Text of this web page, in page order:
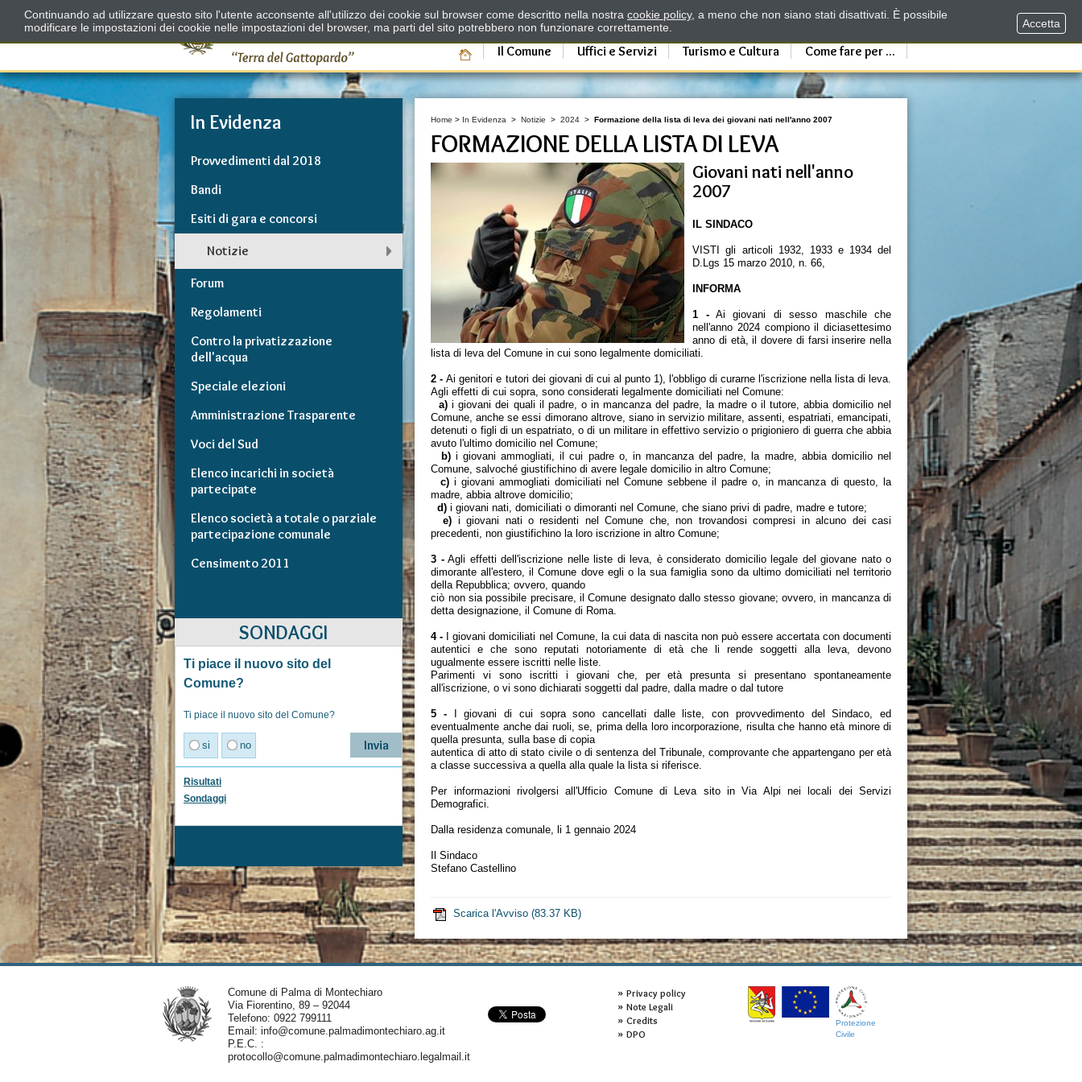
Il Comune Uffici e Servizi Turismo e Cultura Come fare per ...
In Evidenza
Provvedimenti dal 2018
Bandi
Esiti di gara e concorsi
Notizie
Forum
Regolamenti
Contro la privatizzazione
dell'acqua
Speciale elezioni
Amministrazione Trasparente
Voci del Sud
Elenco incarichi in società
partecipate
Elenco società a totale o parziale
partecipazione comunale
Censimento 2011
SONDAGGI
Ti piace il nuovo sito del
Comune?
Ti piace il nuovo sito del Comune?
si no
Risultati
Sondaggi
Home > In Evidenza >Notizie >2024 >Formazione della lista di leva dei giovani nati nell'anno 2007
FORMAZIONE DELLA LISTA DI LEVA
Giovani nati nell'anno
2007
IL SINDACO
VISTI gli articoli 1932, 1933 e 1934 del
D.Lgs 15 marzo 2010, n. 66,
INFORMA
1 -Ai giovani di sesso maschile che
nell'anno 2024 compiono il diciasettesimo
anno di età, il dovere di farsi inserire nella
lista di leva del Comune in cui sono legalmente domiciliati.
2 -Ai genitori e tutori dei giovani di cui al punto 1), l'obbligo di curarne l'iscrizione nella lista di leva.
Agli effetti di cui sopra, sono considerati legalmente domiciliati nel Comune:
a) i giovani dei quali il padre, o in mancanza del padre, la madre o il tutore, abbia domicilio nel
Comune, anche se essi dimorano altrove, siano in servizio militare, assenti, espatriati, emancipati,
detenuti o figli di un espatriato, o di un militare in effettivo servizio o prigioniero di guerra che abbia
avuto l'ultimo domicilio nel Comune;
b)i giovani ammogliati, il cui padre o, in mancanza del padre, la madre, abbia domicilio nel
Comune, salvoché giustifichino di avere legale domicilio in altro Comune;
c) i giovani ammogliati domiciliati nel Comune sebbene il padre o, in mancanza di questo, la
madre, abbia altrove domicilio;
d) i giovani nati, domiciliati o dimoranti nel Comune, che siano privi di padre, madre e tutore;
e) i giovani nati o residenti nel Comune che, non trovandosi compresi in alcuno dei casi
precedenti, non giustifichino la loro iscrizione in altro Comune;
3 -Agli effetti dell'iscrizione nelle liste di leva, è considerato domicilio legale del giovane nato o
dimorante all'estero, il Comune dove egli o la sua famiglia sono da ultimo domiciliati nel territorio
della Repubblica; ovvero, quando
ciò non sia possibile precisare, il Comune designato dallo stesso giovane; ovvero, in mancanza di
detta designazione, il Comune di Roma.
4 -
I giovani domiciliati nel Comune, la cui data di nascita non può essere accertata con documenti
autentici e che sono reputati notoriamente di età che li rende soggetti alla leva, devono
ugualmente essere iscritti nelle liste.
Parimenti vi sono iscritti i giovani che, per età presunta si presentano spontaneamente
all'iscrizione, o vi sono dichiarati soggetti dal padre, dalla madre o dal tutore
5 -
I giovani di cui sopra sono cancellati dalle liste, con provvedimento del Sindaco, ed
eventualmente anche dai ruoli, se, prima della loro incorporazione, risulta che hanno età minore di
quella presunta, sulla base di copia
autentica di atto di stato civile o di sentenza del Tribunale, comprovante che appartengano per età
a classe successiva a quella alla quale la lista si riferisce.
Per informazioni rivolgersi all'Ufficio Comune di Leva sito in Via Alpi nei locali dei Servizi
Demografici.
Dalla residenza comunale, li 1 gennaio 2024
Il Sindaco
Stefano Castellino
Scarica l'Avviso (83.37 KB)
Comune di Palma di Montechiaro
Via Fiorentino, 89 – 92044
Telefono: 0922 799111
Email: info@comune.palmadimontechiaro.ag.it
P.E.C. :
protocollo@comune.palmadimontechiaro.legalmail.it
Privacy policy
Note Legali
Credits
DPO
Protezione
Civile
Continuando ad utilizzare questo sito l'utente acconsente all'utilizzo dei cookie sul browser come descritto nella nostra cookie policy, a meno che non siano stati disattivati. È possibile
modificare le impostazioni dei cookie nelle impostazioni del browser, ma parti del sito potrebbero non funzionare correttamente.
Accetta